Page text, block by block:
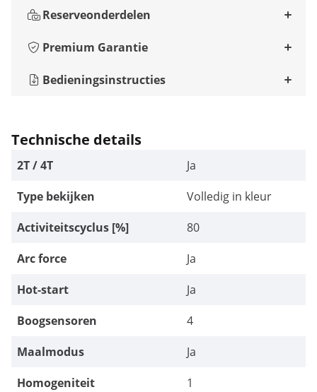
Reserveonderdelen
Premium Garantie
Bedieningsinstructies
Technische details
2T / 4T
Ja
Type bekijken
Volledig in kleur
Activiteitscyclus [%]
80
Arc force
Ja
Hot-start
Ja
Boogsensoren
4
Maalmodus
Ja
Homogeniteit
1